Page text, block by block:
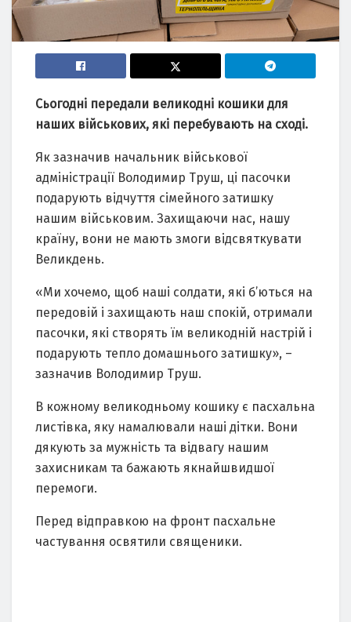
Сьогодні передали великодні кошики для
наших військових, які перебувають на сході.
Як зазначив начальник військової
адміністрації Володимир Труш, ці пасочки
подарують відчуття сімейного затишку
нашим військовим. Захищаючи нас, нашу
країну, вони не мають змоги відсвяткувати
Великдень.
«Ми хочемо, щоб наші солдати, які б’ються на
передовій і захищають наш спокій, отримали
пасочки, які створять їм великодній настрій і
подарують тепло домашнього затишку», –
зазначив Володимир Труш.
В кожному великодньому кошику є пасхальна
листівка, яку намалювали наші дітки. Вони
дякують за мужність та відвагу нашим
захисникам та бажають якнайшвидшої
перемоги.
Перед відправкою на фронт пасхальне
частування освятили священики.